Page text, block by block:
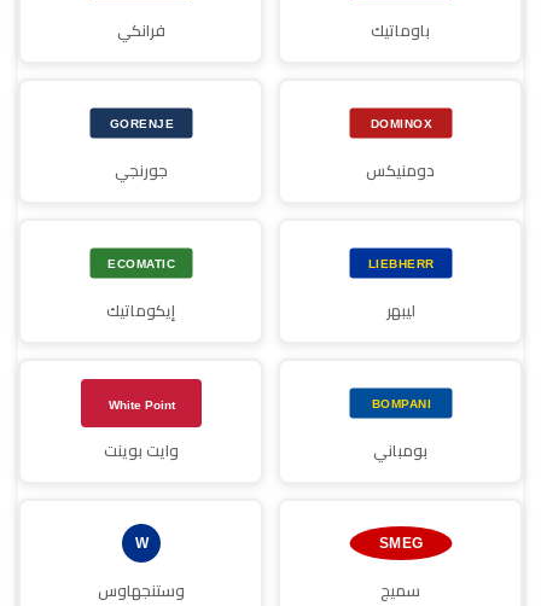
باوماتيك فرانكي
دومنيكس جورنجي
ليبهر إيكوماتيك
بومباني وايت بوينت
سميج وستنجهاوس